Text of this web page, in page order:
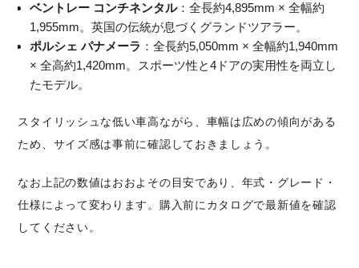
ベントレー コンチネンタル：全長約4,895mm × 全幅約
1,955mm。英国の伝統が息づくグランドツアラー。
ポルシェ パナメーラ ：全長約5,050mm × 全幅約1,940mm
× 全高約1,420mm。スポーツ性と4ドアの実用性を両立し
たモデル。
スタイリッシュな低い車高ながら、車幅は広めの傾向がある
ため、サイズ感は事前に確認しておきましょう。
なお上記の数値はおおよその目安であり、年式・グレード・
仕様によって変わります。購入前にカタログで最新値を確認
してください。